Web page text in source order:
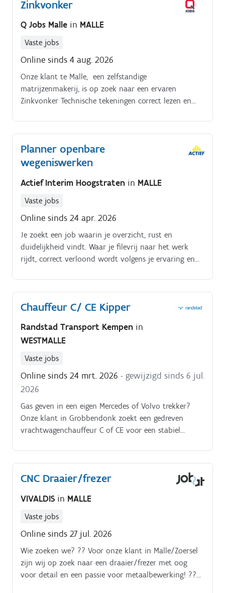
je rapporteren aan de ploegbaas montage en nauw
Zinkvonker
Q Jobs Malle in MALLE
Vaste jobs
Online sinds 4 aug. 2026
Onze klant te Malle, een zelfstandige
matrijzenmakerij, is op zoek naar een ervaren
Zinkvonker Technische tekeningen correct lezen en
instellen en uitvoeren op de machine. Uitvoeren van
kwaliteitscontroles om de nauwkeurigheid van de
stukken te garanderen.
Planner openbare
wegeniswerken
Actief Interim Hoogstraten in MALLE
Vaste jobs
Online sinds 24 apr. 2026
Je zoekt een job waarin je overzicht, rust en
duidelijkheid vindt. Waar je filevrij naar het werk
rijdt, correct verloond wordt volgens je ervaring en
Chauffeur C/ CE Kipper
Randstad Transport Kempen in
WESTMALLE
Vaste jobs
Online sinds 24 mrt. 2026 - gewijzigd sinds 6 jul.
2026
Gas geven in een eigen Mercedes of Volvo trekker?
Onze klant in Grobbendonk zoekt een gedreven
vrachtwagenchauffeur C of CE voor een stabiel
voordelen conform de sector. Je transporteert asfalt,
puin en granulaten met een kipper.
CNC Draaier/frezer
VIVALDIS in MALLE
Vaste jobs
Online sinds 27 jul. 2026
Wie zoeken we? ?? Voor onze klant in Malle/Zoersel
zijn wij op zoek naar een draaier/frezer met oog
voor detail en een passie voor metaalbewerking! ???